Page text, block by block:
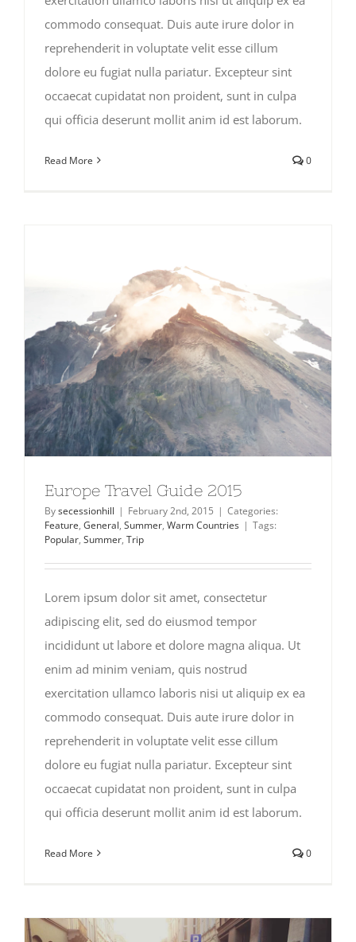
commodo consequat. Duis aute irure dolor in
reprehenderit in voluptate velit esse cillum
dolore eu fugiat nulla pariatur. Excepteur sint
occaecat cupidatat non proident, sunt in culpa
qui officia deserunt mollit anim id est laborum.
Read More 0
Europe Travel Guide 2015
Bysecessionhill | February 2nd, 2015 | Categories:
Feature, General, Summer, Warm Countries | Tags:
Popular, Summer, Trip
Lorem ipsum dolor sit amet, consectetur
adipiscing elit, sed do eiusmod tempor
incididunt ut labore et dolore magna aliqua. Ut
enim ad minim veniam, quis nostrud
exercitation ullamco laboris nisi ut aliquip ex ea
commodo consequat. Duis aute irure dolor in
reprehenderit in voluptate velit esse cillum
dolore eu fugiat nulla pariatur. Excepteur sint
occaecat cupidatat non proident, sunt in culpa
qui officia deserunt mollit anim id est laborum.
Read More 0